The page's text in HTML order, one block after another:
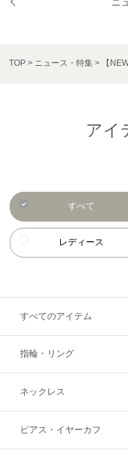
TOP ニュース・特集 【
アイ
すべて
レディース
すべてのアイテム
指輪・リング
ネックレス
ピアス・イヤーカフ